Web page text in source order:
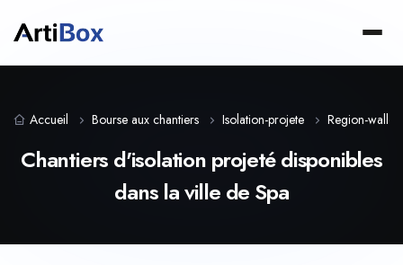
Accueil Bourse aux chantiers Isolation-projete Region-
Chantiers d'isolation projeté disponibles
dans la ville de Spa